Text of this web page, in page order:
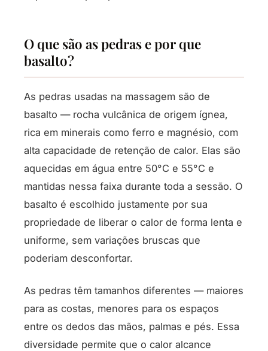
O que são as pedras e por que
basalto?
As pedras usadas na massagem são de
basalto — rocha vulcânica de origem ígnea,
rica em minerais como ferro e magnésio, com
alta capacidade de retenção de calor. Elas são
aquecidas em água entre 50°C e 55°C e
mantidas nessa faixa durante toda a sessão. O
basalto é escolhido justamente por sua
propriedade de liberar o calor de forma lenta e
uniforme, sem variações bruscas que
poderiam desconfortar.
As pedras têm tamanhos diferentes — maiores
para as costas, menores para os espaços
entre os dedos das mãos, palmas e pés. Essa
diversidade permite que o calor alcance